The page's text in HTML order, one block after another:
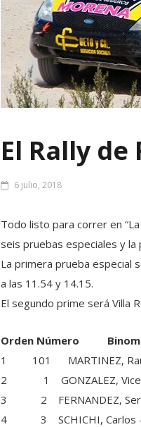
El Rally
6 julio, 2018
Todo listo para correr en
seis pruebas especiales y
La primera prueba especial
a las 11.54 y 14.15.
El segundo prime será Villa
Orden Número
1 101 MARTINEZ,
2 1 GONZALEZ,
3 2 FERNANDEZ,
4 3 SCHICHI, Carlos –